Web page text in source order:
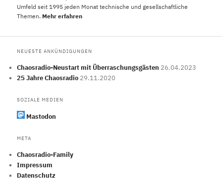
Umfeld seit 1995 jeden Monat technische und gesellschaftliche
Themen. Mehr erfahren
NEUESTE ANKÜNDIGUNGEN
Chaosradio-Neustart mit Überraschungsgästen 26.04.2023
25 Jahre Chaosradio 29.11.2020
SOZIALE MEDIEN
Mastodon
META
Chaosradio-Family
Impressum
Datenschutz